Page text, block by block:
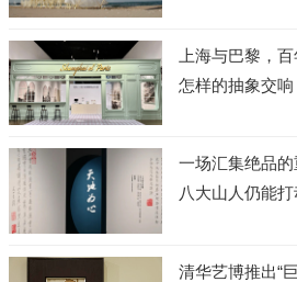
上海与巴黎，
怎样的抽象交响
一场汇集绝品
八大山人仍能打
清华艺博推出“